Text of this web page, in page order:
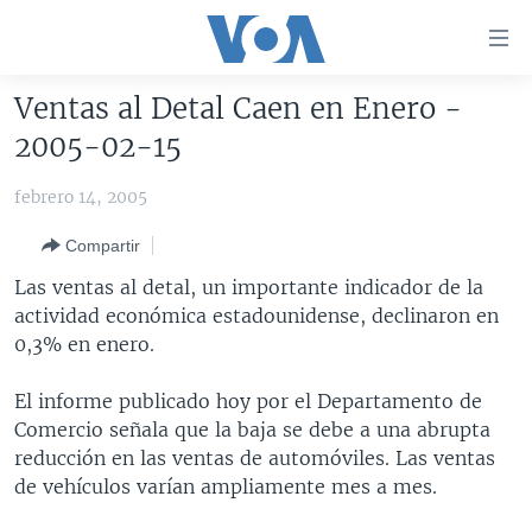
accesibilidad
contenido
Salte
navegador
principal
Salte
búsqueda
AMÉRICA DEL NORTE
EEUU
MÉXICO
HAITÍ
ELECCIONES EEUU 2024
ELECCIONES EEUU
VOTO DIVIDIDO
VOA VERIFICA
VOA VERIFICA UCRANIA/RUSIA
VOA VERIFICA INMIGRACIÓN
VOA VERIFICA AMÉRICA LATINA
AMÉRICA LATINA
ARGENTINA
BOLIVIA
CHILE
PERÚ
CHINA EN AMÉRICA LATINA
CENTROAMÉRICA
EL SALVADOR
GUATEMALA
INMIGRACIÓN
LIBERTAD DE PRENSA
ESPECIALES DE LA VOA
LIBERTAD DE PRENSA
Ventas al Detal Caen en Enero -
2005-02-15
febrero 14, 2005
Compartir
Las ventas al detal, un importante indicador de la
actividad económica estadounidense, declinaron en
0,3% en enero.
El informe publicado hoy por el Departamento de
Comercio señala que la baja se debe a una abrupta
reducción en las ventas de automóviles. Las ventas
de vehículos varían ampliamente mes a mes.